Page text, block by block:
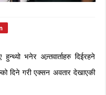
भनेर अन्र्तवार्ताहरु दिईरहने
दिने गरी एक्सन अवतार देखाएकी